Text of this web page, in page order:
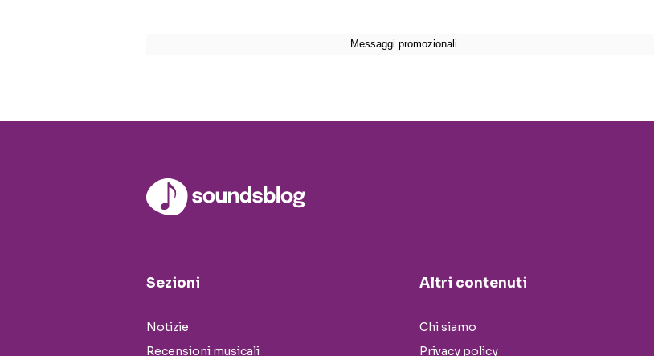
Sezioni
Notizie
Recensioni musicali
Altri contenuti
Chi siamo
Privacy policy